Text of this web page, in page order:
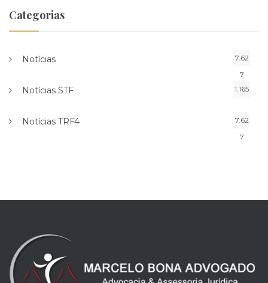
Categorias
Notícias
7.62
7
Notícias STF 1.165
Notícias TRF4
7.62
7